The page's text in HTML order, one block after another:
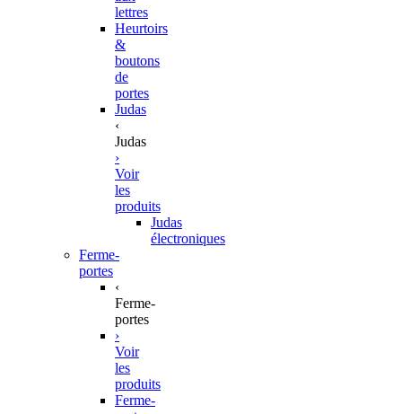
lettres
Heurtoirs
&
boutons
de
portes
Judas
‹
Judas
›
Voir
les
produits
Judas
électroniques
Ferme-
portes
‹
Ferme-
portes
›
Voir
les
produits
Ferme-